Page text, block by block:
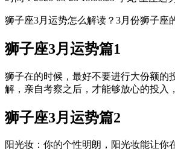
狮子座3月运势怎么解读？3月份狮子座
狮子座3月运势篇1
狮子在的时候，最好不要进行大份额的
解，亲自考察之后，才能够放心的投入
狮子座3月运势篇2
阳光妆：你的个性明朗，阳光妆能让你